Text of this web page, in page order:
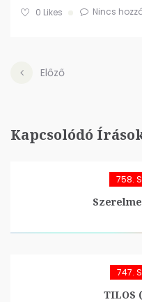
0 Likes Nincs
Előző
Kapcsolódó
758.
747.
TILOS